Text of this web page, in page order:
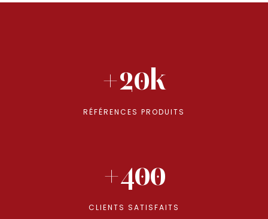
+20k
RÉFÉRENCES PRODUITS
+400
CLIENTS SATISFAITS